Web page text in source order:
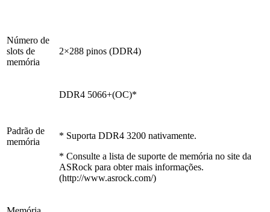
Número de
slots de
memória
2×288 pinos (DDR4)
Padrão de
memória
DDR4 5066+(OC)*
* Suporta DDR4 3200 nativamente.
* Consulte a lista de suporte de memória no site da
ASRock para obter mais informações.
(http://www.asrock.com/)